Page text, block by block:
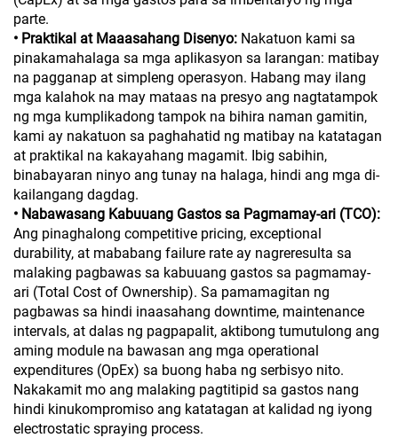
parte.
• Praktikal at Maaasahang Disenyo: Nakatuon kami sa
pinakamahalaga sa mga aplikasyon sa larangan: matibay
na pagganap at simpleng operasyon. Habang may ilang
mga kalahok na may mataas na presyo ang nagtatampok
ng mga kumplikadong tampok na bihira naman gamitin,
kami ay nakatuon sa paghahatid ng matibay na katatagan
at praktikal na kakayahang magamit. Ibig sabihin,
binabayaran ninyo ang tunay na halaga, hindi ang mga di-
kailangang dagdag.
• Nabawasang Kabuuang Gastos sa Pagmamay-ari (TCO):
Ang pinaghalong competitive pricing, exceptional
durability, at mababang failure rate ay nagreresulta sa
malaking pagbawas sa kabuuang gastos sa pagmamay-
ari (Total Cost of Ownership). Sa pamamagitan ng
pagbawas sa hindi inaasahang downtime, maintenance
intervals, at dalas ng pagpapalit, aktibong tumutulong ang
aming module na bawasan ang mga operational
expenditures (OpEx) sa buong haba ng serbisyo nito.
Nakakamit mo ang malaking pagtitipid sa gastos nang
hindi kinukompromiso ang katatagan at kalidad ng iyong
electrostatic spraying process.